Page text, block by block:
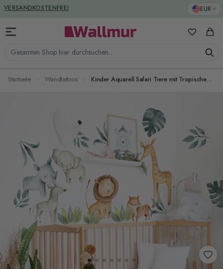
Zum Inhalt springen EUR
Gesamten Shop hier durchsuchen...
Meine
VERSANDKOSTENFREI
Startseite Wandtattoos Kinder Aquarell Safari Tiere mit Tropischen Blättern Wandtattoo